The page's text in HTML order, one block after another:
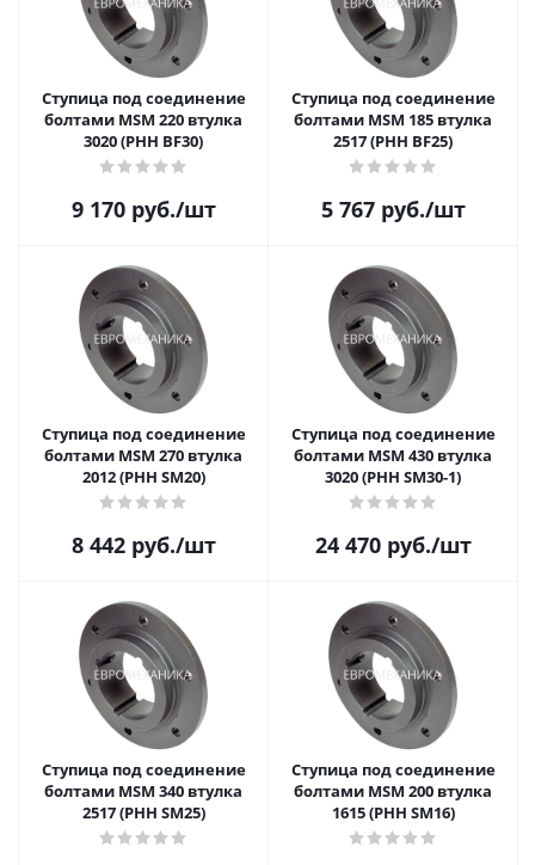
Ступица под соединение
болтами MSM 220 втулка
3020 (PHH BF30)
9 170руб./шт
Ступица под соединение
болтами MSM 185 втулка
2517 (PHH BF25)
5 767руб./шт
Ступица под соединение
болтами MSM 270 втулка
2012 (PHH SM20)
8 442руб./шт
Ступица под соединение
болтами MSM 430 втулка
3020 (PHH SM30-1)
24 470руб./шт
Ступица под соединение
болтами MSM 340 втулка
2517 (PHH SM25)
Ступица под соединение
болтами MSM 200 втулка
1615 (PHH SM16)